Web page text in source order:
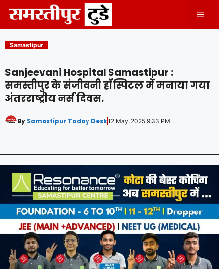
content
Samastipur
Sanjeevani Hospital Samastipur :
समस्तीपुर के संजीवनी हॉस्पिटल में मनाया गया
अंतरराष्ट्रीय नर्स दिवस.
By Samastipur Today Desk12 May, 2025 9:33 PM